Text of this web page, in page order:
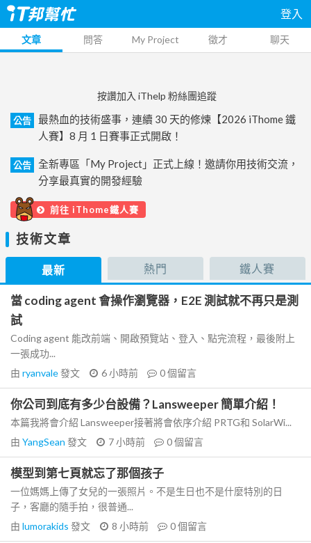
登入
文章 問答 My Project 徵才 聊天
按讚加入 iThelp 粉絲團追蹤
公告
最熱血的技術盛事，連續 30 天的修煉【2026 iThome 鐵
人賽】8 月 1 日賽事正式開啟！
公告
全新專區「My Project」正式上線！邀請你用技術交流，
分享最真實的開發經驗
前往 iThome鐵人賽
技術文章
最新 熱門 鐵人賽
當 coding agent 會操作瀏覽器，E2E 測試就不再只是測
試
Coding agent 能改前端、開啟預覽站、登入、點完流程，最後附上
一張成功...
由 ryanvale發文 6 小時前 0個留言
你公司到底有多少台設備？Lansweeper 簡單介紹！
本篇我將會介紹 Lansweeper接著將會依序介紹 PRTG和 SolarWi...
由 YangSean 發文 7 小時前 0個留言
模型到第七頁就忘了那個孩子
一位媽媽上傳了女兒的一張照片。不是生日也不是什麼特別的日
子，客廳的隨手拍，很普通...
由 lumorakids 發文 8 小時前 0個留言